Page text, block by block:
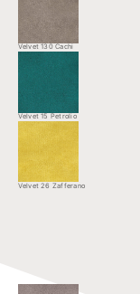
Velvet 130 Cachi
Velvet 15 Petrolio
Velvet 26 Zafferano